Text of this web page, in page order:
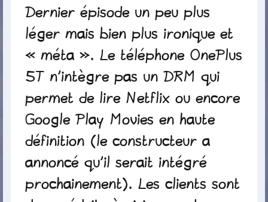
Dernier épisode un peu plus
léger mais bien plus ironique et
« méta ». Le téléphone OnePlus
5T n’intègre pas un DRM qui
permet de lire Netflix ou encore
Google Play Movies en haute
définition (le constructeur a
annoncé qu’il serait intégré
prochainement). Les clients sont